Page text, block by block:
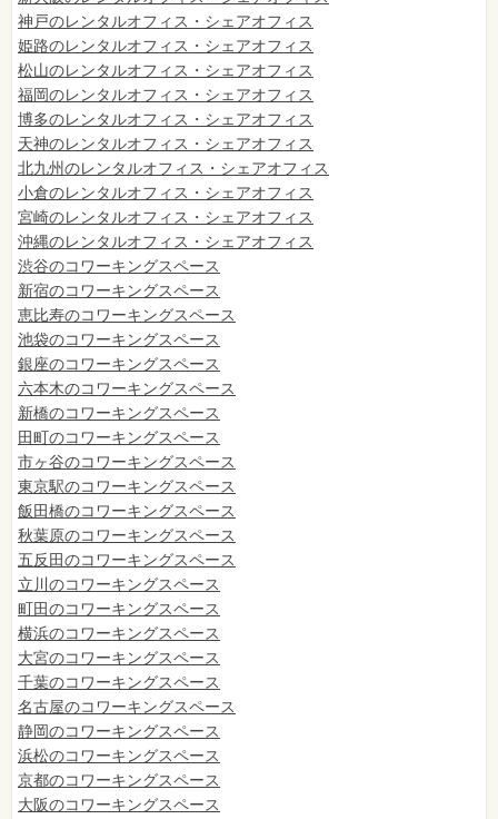
神戸のレンタルオフィス・シェアオフィス
姫路のレンタルオフィス・シェアオフィス
松山のレンタルオフィス・シェアオフィス
福岡のレンタルオフィス・シェアオフィス
博多のレンタルオフィス・シェアオフィス
天神のレンタルオフィス・シェアオフィス
北九州のレンタルオフィス・シェアオフィス
小倉のレンタルオフィス・シェアオフィス
宮崎のレンタルオフィス・シェアオフィス
沖縄のレンタルオフィス・シェアオフィス
渋谷のコワーキングスペース
新宿のコワーキングスペース
恵比寿のコワーキングスペース
池袋のコワーキングスペース
銀座のコワーキングスペース
六本木のコワーキングスペース
新橋のコワーキングスペース
田町のコワーキングスペース
市ヶ谷のコワーキングスペース
東京駅のコワーキングスペース
飯田橋のコワーキングスペース
秋葉原のコワーキングスペース
五反田のコワーキングスペース
立川のコワーキングスペース
町田のコワーキングスペース
横浜のコワーキングスペース
大宮のコワーキングスペース
千葉のコワーキングスペース
名古屋のコワーキングスペース
静岡のコワーキングスペース
浜松のコワーキングスペース
京都のコワーキングスペース
大阪のコワーキングスペース